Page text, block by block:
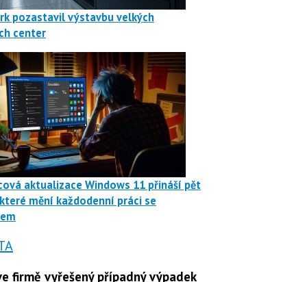
pozastavil výstavbu velkých
center
aktualizace Windows 11 přináší pět
mění každodenní práci se
firmě vyřešený případný výpadek